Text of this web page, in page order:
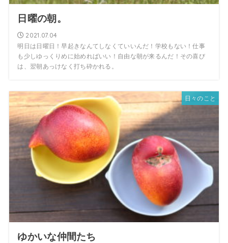
日曜の朝。
2021.07.04
明日は日曜日！早起きなんてしなくていいんだ！学校もない！仕事
も少しゆっくりめに始めればいい！自由な朝が来るんだ！その喜び
は、翌朝あっけなく打ち砕かれる。
日々のこと
ゆかいな仲間たち